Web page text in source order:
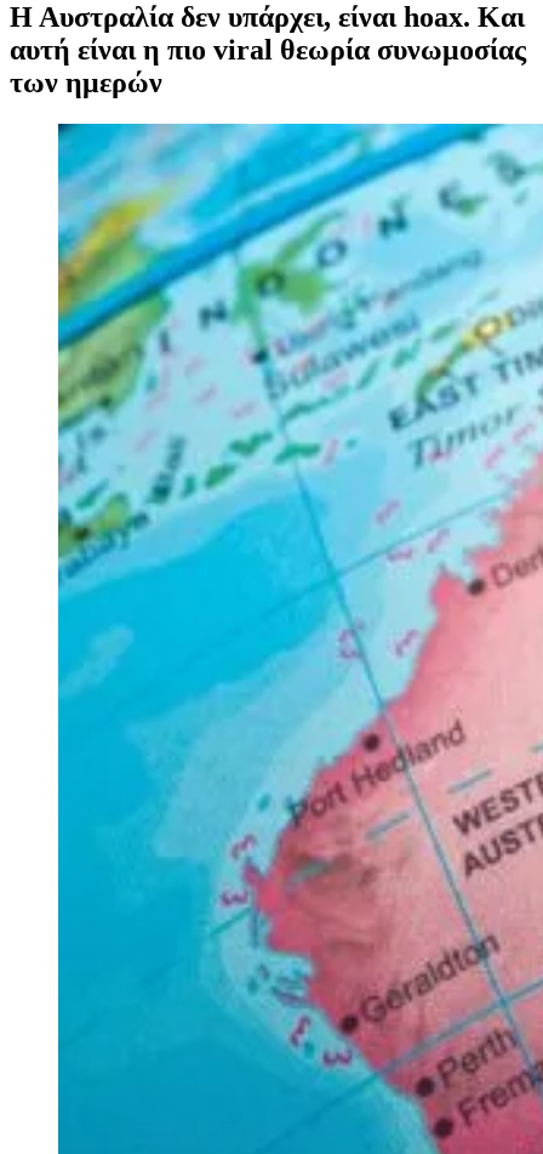
Η Αυστραλία δεν υπάρχει, είναι hoax. Και
αυτή είναι η πιο viral θεωρία συνωμοσίας
των ημερών